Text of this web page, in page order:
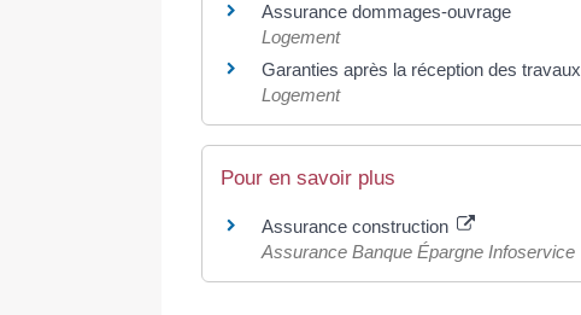
Assurance dommages-ouvrage
Logement
Garanties après la réception des travaux
Logement
Pour en savoir plus
Assurance construction
Assurance Banque Épargne Infoservice